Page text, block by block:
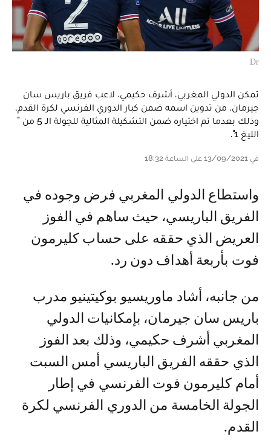
Dr
تمكن الدولي المغربي، أشرف حكيمي، لاعب فريق باريس سان
جيرمان، من تدوين اسمه ضمن كبار الدوري الفرنسي لكرة القدم،
وذلك بعدما تم اختياره ضمن التشكيلة المثالية للجولة الـ 5 من "
الليغ 1".
في 13/09/2021 على الساعة 18:32
واستطاع الدولي المغربي فرض وجوده في
الفريق الباريسي، حيث ساهم في الفوز
العريض الذي حققه على حساب كليرمون
فوت بأربعة أهداف دون رد.
من جانبه، أشاد ماوريسيو بوكيتينيو مدرب
باريس سان جيرمان، بإمكانيات الدولي
المغربي أشرف حكيمي، وذلك بعد الفوز
الذي حققه الفريق الباريسي أمس السبت
أمام كليرمون فوت الفرنسي في إطار
الجولة الخامسة من الدوري الفرنسي لكرة
القدم.